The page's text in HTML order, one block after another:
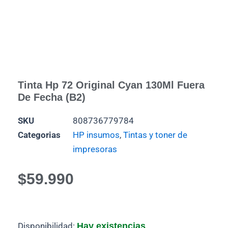
Tinta Hp 72 Original Cyan 130Ml Fuera
De Fecha (b2)
SKU
808736779784
Categorias
HP insumos, Tintas y toner de
impresoras
$59.990
Disponibilidad: Hay existencias
Tinta